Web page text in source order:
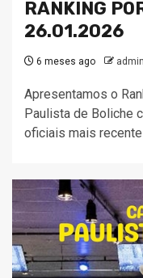
RANKING
26.01.2026
6 meses ago admin
Apresentamos o
Paulista de Boliche
oficiais mais